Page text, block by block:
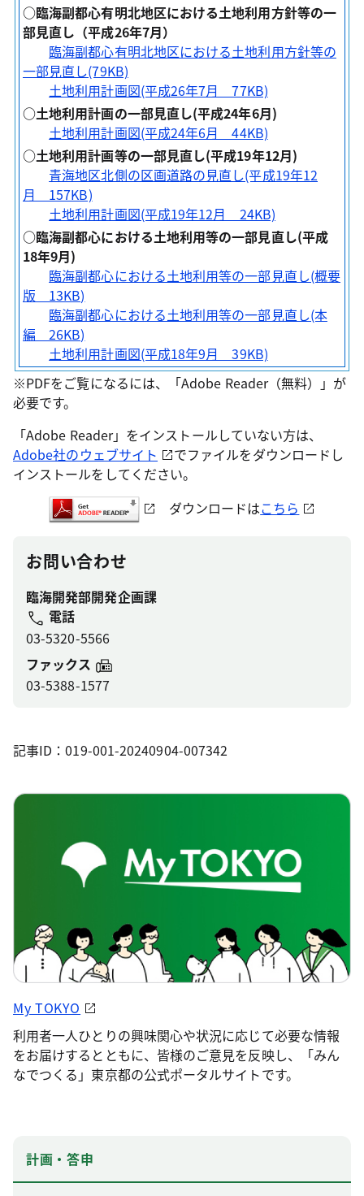
○臨海副都心有明北地区における土地利用方針等の一
部見直し（平成26年7月）
臨海副都心有明北地区における土地利用方針等の
一部見直し(79KB)
土地利用計画図(平成26年7月 77KB)
○土地利用計画の一部見直し(平成24年6月)
土地利用計画図(平成24年6月 44KB)
○土地利用計画等の一部見直し(平成19年12月)
青海地区北側の区画道路の見直し(平成19年12
月 157KB)
土地利用計画図(平成19年12月 24KB)
○臨海副都心における土地利用等の一部見直し(平成
18年9月)
臨海副都心における土地利用等の一部見直し(概要
版 13KB)
臨海副都心における土地利用等の一部見直し(本
編 26KB)
土地利用計画図(平成18年9月 39KB)
※PDFをご覧になるには、「Adobe Reader（無料）」が
必要です。
「Adobe Reader」をインストールしていない方は、
Adobe社のウェブサイト
でファイルをダウンロードし
インストールをしてください。
ダウンロードはこちら
お問い合わせ
臨海開発部開発企画課
電話
03-5320-5566
ファックス
03-5388-1577
記事ID：019-001-20240904-007342
My TOKYO
利用者一人ひとりの興味関心や状況に応じて必要な情報
をお届けするとともに、皆様のご意見を反映し、「みん
なでつくる」東京都の公式ポータルサイトです。
計画・答申